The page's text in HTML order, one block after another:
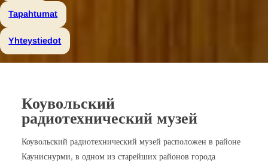
Tapahtumat
Yhteystiedot
Коувольский
радиотехнический музей
Коувольский радиотехнический музей расположен в районе
Кауниснурми, в одном из старейших районов города